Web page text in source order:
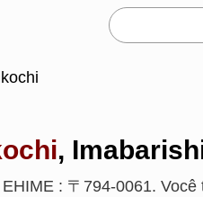
,
: 〒794-0061. Você